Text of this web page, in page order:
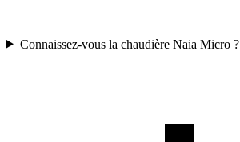
Connaissez-vous la chaudière Naia Micro ?